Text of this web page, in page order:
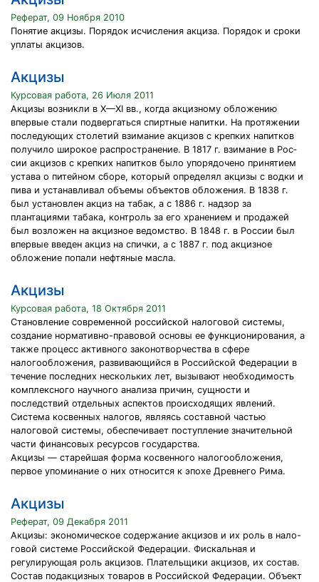
Реферат, 09 Ноября 2010
Понятие акцизы. Порядок исчисления акциза. Порядок и сроки
уплаты акцизов.
Акцизы
Курсовая работа, 26 Июля 2011
Акцизы возникли в X—XI вв., когда акцизному обложению
впервые стали подвергаться спиртные напитки. На протяжении
последующих столетий взимание акцизов с крепких напитков
получило широкое распространение. В 1817 г. взимание в Рос­
сии акцизов с крепких напитков было упорядочено принятием
устава о питейном сборе, который определял акцизы с водки и
пива и устанавливал объемы объектов обложения. В 1838 г.
был установлен акциз на табак, а с 1886 г. надзор за
плантациями табака, контроль за его хранением и продажей
был возложен на акцизное ведомство. В 1848 г. в России был
впервые введен ак­циз на спички, а с 1887 г. под акцизное
обложение попали неф­тяные масла.
Акцизы
Курсовая работа, 18 Октября 2011
Становление современной российской налоговой системы,
создание нормативно-правовой основы ее функционирования, а
также процесс активного законотворчества в сфере
налогообложения, развивающийся в Российской Федерации в
течение последних нескольких лет, вызывают необходимость
комплексного научного анализа причин, сущности и
последствий отдельных аспектов происходящих явлений.
Система косвенных налогов, являясь составной частью
налоговой системы, обеспечивает поступление значительной
части финансовых ресурсов государства.
Акцизы — старейшая форма косвенного налогообложения,
первое упоминание о них относится к эпохе Древнего Рима.
Акцизы
Реферат, 09 Декабря 2011
Акцизы: экономическое содержание акцизов и их роль в нало-
говой системе Российской Федерации. Фискальная и
регулирующая роль акцизов. Плательщики акцизов, их состав.
Состав подакцизных товаров в Российской Федерации. Объект